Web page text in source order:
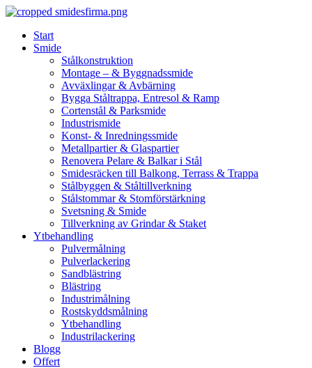
Skip
contentStart
Smide
Stålkonstruktion
Montage – & Byggnadssmide
Avväxlingar & Avbärning
Bygga Ståltrappa, Entresol & Ramp
Cortenstål & Parksmide
Industrismide
Konst- & Inredningssmide
Metallpartier & Glaspartier
Renovera Pelare & Balkar i Stål
Smidesräcken till Balkong, Terrass & Trappa
Stålbyggen & Ståltillverkning
Stålstommar & Stomförstärkning
Svetsning & Smide
Tillverkning av Grindar & Staket
Ytbehandling
Pulvermålning
Pulverlackering
Sandblästring
Blästring
Industrimålning
Rostskyddsmålning
Ytbehandling
Industrilackering
Blogg
Offert